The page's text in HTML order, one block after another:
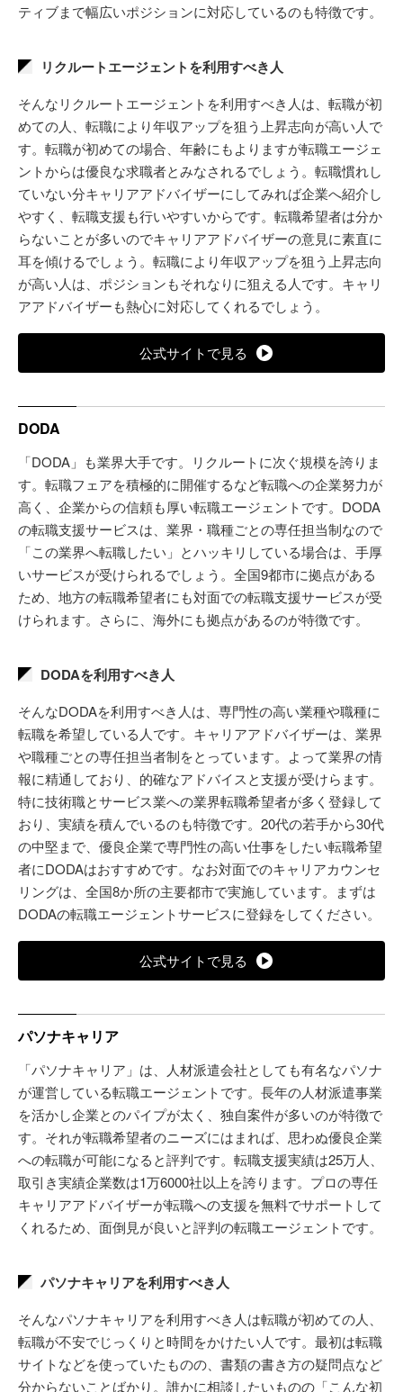
ティブまで幅広いポジションに対応しているのも特徴です。
リクルートエージェントを利用すべき人
そんなリクルートエージェントを利用すべき人は、転職が初
めての人、転職により年収アップを狙う上昇志向が高い人で
す。転職が初めての場合、年齢にもよりますが転職エージェ
ントからは優良な求職者とみなされるでしょう。転職慣れし
ていない分キャリアアドバイザーにしてみれば企業へ紹介し
やすく、転職支援も行いやすいからです。転職希望者は分か
らないことが多いのでキャリアアドバイザーの意見に素直に
耳を傾けるでしょう。転職により年収アップを狙う上昇志向
が高い人は、ポジションもそれなりに狙える人です。キャリ
アアドバイザーも熱心に対応してくれるでしょう。
公式サイトで見る
DODA
「DODA」も業界大手です。リクルートに次ぐ規模を誇りま
す。転職フェアを積極的に開催するなど転職への企業努力が
高く、企業からの信頼も厚い転職エージェントです。DODA
の転職支援サービスは、業界・職種ごとの専任担当制なので
「この業界へ転職したい」とハッキリしている場合は、手厚
いサービスが受けられるでしょう。全国9都市に拠点がある
ため、地方の転職希望者にも対面での転職支援サービスが受
けられます。さらに、海外にも拠点があるのが特徴です。
DODAを利用すべき人
そんなDODAを利用すべき人は、専門性の高い業種や職種に
転職を希望している人です。キャリアアドバイザーは、業界
や職種ごとの専任担当者制をとっています。よって業界の情
報に精通しており、的確なアドバイスと支援が受けらます。
特に技術職とサービス業への業界転職希望者が多く登録して
おり、実績を積んでいるのも特徴です。20代の若手から30代
の中堅まで、優良企業で専門性の高い仕事をしたい転職希望
者にDODAはおすすめです。なお対面でのキャリアカウンセ
リングは、全国8か所の主要都市で実施しています。まずは
DODAの転職エージェントサービスに登録をしてください。
公式サイトで見る
パソナキャリア
「パソナキャリア」は、人材派遣会社としても有名なパソナ
が運営している転職エージェントです。長年の人材派遣事業
を活かし企業とのパイプが太く、独自案件が多いのが特徴で
す。それが転職希望者のニーズにはまれば、思わぬ優良企業
への転職が可能になると評判です。転職支援実績は25万人、
取引き実績企業数は1万6000社以上を誇ります。プロの専任
キャリアアドバイザーが転職への支援を無料でサポートして
くれるため、面倒見が良いと評判の転職エージェントです。
パソナキャリアを利用すべき人
そんなパソナキャリアを利用すべき人は転職が初めての人、
転職が不安でじっくりと時間をかけたい人です。最初は転職
サイトなどを使っていたものの、書類の書き方の疑問点など
分からないことばかり。誰かに相談したいものの「こんな初